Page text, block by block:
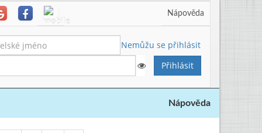
Nápověda
Nemůžu se přihlásit
Nápověda